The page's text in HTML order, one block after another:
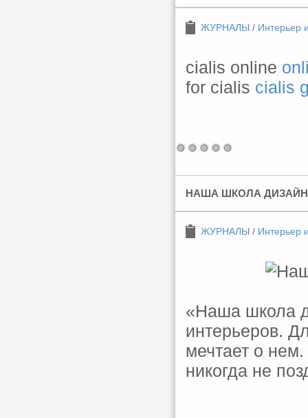
ЖУРНАЛЫ / Интерьер
cialis online
for cialis cialis
НАША ШКОЛА
ЖУРНАЛЫ / Интерьер
«Наша школа
интерьеров.
мечтает о
никогда не